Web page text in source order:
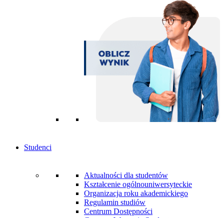
Studenci
Aktualności dla studentów
Kształcenie ogólnouniwersyteckie
Organizacja roku akademickiego
Regulamin studiów
Centrum Dostępności